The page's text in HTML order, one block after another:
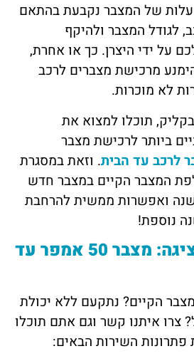
של המצבר נקבעת בהתאם
לגודל המצבר ולהיקף
על ידי היצרן. כך או אחרת,
מרכישת מצברים לרכב
לא מוכרות.
, תוכלו למצוא את
ביותר לרכישת מצבר
לרכב עד הבית. וזאת במסגרת
המצבר הקיים במצבר חדש
ואפשרות ממשית להרחבת
נוספת!
מצבר בקליק מציגה: מצבר 50 אמפר עד
הקיים? נתקעם ללא יכולת
צרו איתנו קשר וגם אתם תוכלו
השירות הבאים: